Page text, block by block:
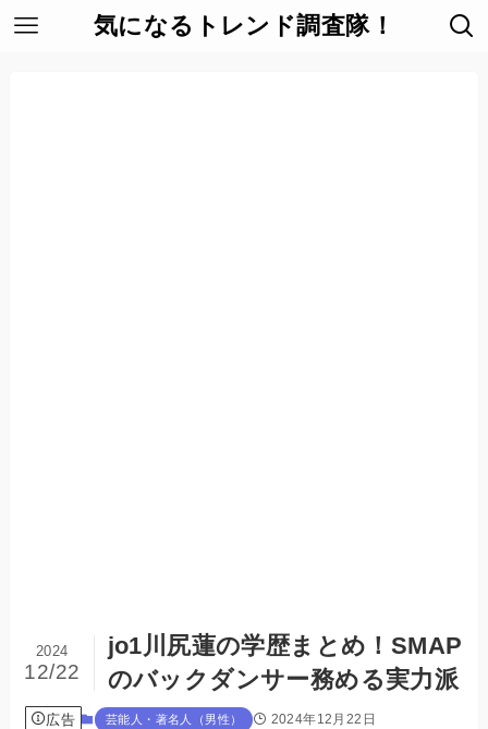
気になるトレンド調査隊！
jo1川尻蓮の学歴まとめ！SMAP
のバックダンサー務める実力派
2024
12/22
広告 芸能人・著名人（男性） 2024年12月22日